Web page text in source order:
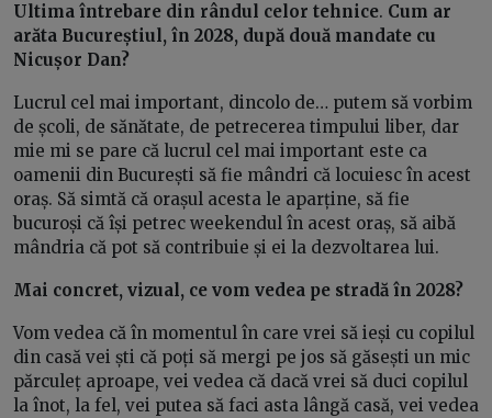
Ultima întrebare din rândul celor tehnice. Cum ar
arăta Bucureștiul, în 2028, după două mandate cu
Nicușor Dan?
Lucrul cel mai important, dincolo de… putem să vorbim
de școli, de sănătate, de petrecerea timpului liber, dar
mie mi se pare că lucrul cel mai important este ca
oamenii din București să fie mândri că locuiesc în acest
oraș. Să simtă că orașul acesta le aparține, să fie
bucuroși că își petrec weekendul în acest oraș, să aibă
mândria că pot să contribuie și ei la dezvoltarea lui.
Mai concret, vizual, ce vom vedea pe stradă în 2028?
Vom vedea că în momentul în care vrei să ieși cu copilul
din casă vei ști că poți să mergi pe jos să găsești un mic
părculeț aproape, vei vedea că dacă vrei să duci copilul
la înot, la fel, vei putea să faci asta lângă casă, vei vedea